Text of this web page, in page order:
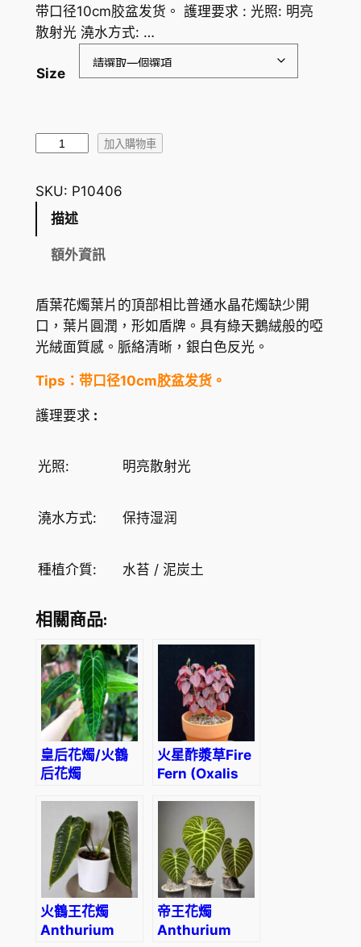
带口径10cm胶盆发货。 護理要求 : 光照: 明亮
散射光 澆水方式: …
Size
花
燭
u
r
i
u
f
t
加入購物車
SKU: P10406
描述
額外資訊
盾葉花燭葉片的頂部相比普通水晶花燭缺少開
口，葉片圓潤，形如盾牌。具有綠天鵝絨般的啞
光絨面質感。脈絡清晰，銀白色反光。
Tips：带口径10cm胶盆发货。
護理要求 :
光照: 明亮散射光
澆水方式: 保持湿润
種植介質: 水苔 / 泥炭土
相關商品:
皇后花燭/火鶴
后花燭
warocqueanum
火星酢漿草Fire
Fern (Oxalis
火鶴王花燭
Anthurium
帝王花燭
Anthurium